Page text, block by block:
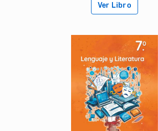
Ver Libro